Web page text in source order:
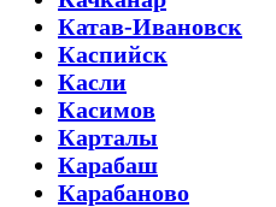
Катав-Ивановск
Каспийск
Касли
Касимов
Карталы
Карабаш
Карабаново